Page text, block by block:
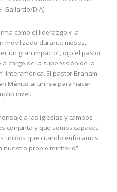
Gallardo/DIA]
como el liderazgo y la
movilizado durante meses,
un gran impacto”, dijo el pastor
cargo de la supervisión de la
Interamérica. El pastor Braham
México al unirse para hacer
nivel.
a las iglesias y campos
conjunta y que somos capaces
unidos que cuando enfocamos
nuestro propio territorio”.